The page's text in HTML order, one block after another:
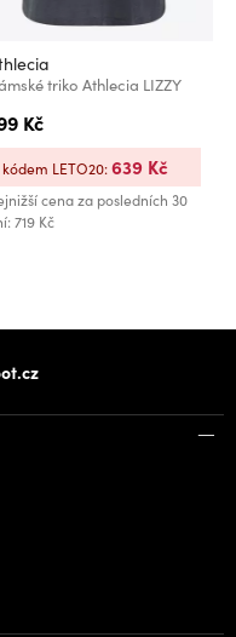
triko Athlecia LIZZY
Kč
cena za posledních 30
719 Kč
kódem LETO20:639 Kč